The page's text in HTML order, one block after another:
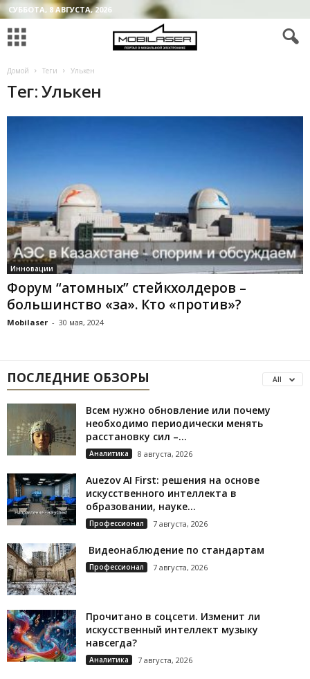
СУББОТА, 8 АВГУСТА, 2026
Домой Теги Улькен
Тег: Улькен
Инновации
Форум “атомных” стейкхолдеров –
большинство «за». Кто «против»?
Mobilaser - 30 мая, 2024
ПОСЛЕДНИЕ ОБЗОРЫ All
Всем нужно обновление или почему
необходимо периодически менять
расстановку сил –...
Аналитика 8 августа, 2026
Auezov AI First: решения на основе
искусственного интеллекта в
образовании, науке...
Профессионал 7 августа, 2026
Видеонаблюдение по стандартам
Профессионал 7 августа, 2026
Прочитано в соцсети. Изменит ли
искусственный интеллект музыку
навсегда?
Аналитика 7 августа, 2026